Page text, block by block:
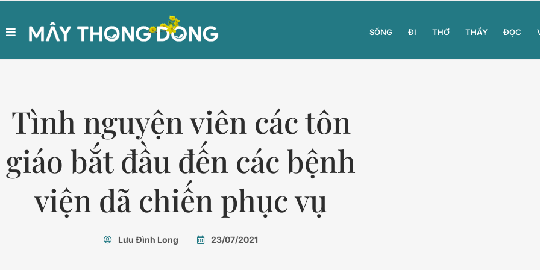
SỐNG ĐI THỞ THẤY ĐỌC
Tình nguyện viên các tôn
giáo bắt đầu đến các bệnh
viện dã chiến phục vụ
Lưu Đình Long 23/07/2021